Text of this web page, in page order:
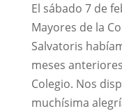
El sábado 7 de
Mayores de la
Salvatoris
meses
Colegio. Nos
muchísima